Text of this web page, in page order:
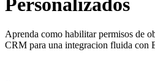
Aprenda como habilitar permisos de
CRM para una integracion fluida con